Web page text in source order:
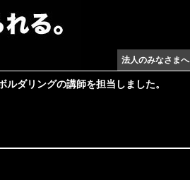
法人のみなさまへ
ダリングの講師を担当しました。